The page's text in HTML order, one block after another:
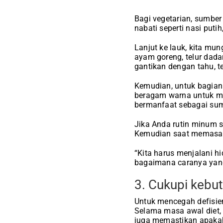
Bagi vegetarian,
nabati seperti nasi
Lanjut ke lauk, kita
ayam goreng, telur
gantikan dengan tahu,
Kemudian, untuk
beragam warna untuk
bermanfaat sebagai
Jika Anda rutin minum
Kemudian saat
“Kita harus menjalani
bagaimana caranya
3. Cukupi
Untuk mencegah
Selama masa awal
juga memastikan